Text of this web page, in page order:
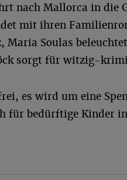
nach Mallorca in die
mit ihren
Maria Soulas
sorgt für witzig-
es wird um eine
für bedürftige Kinder